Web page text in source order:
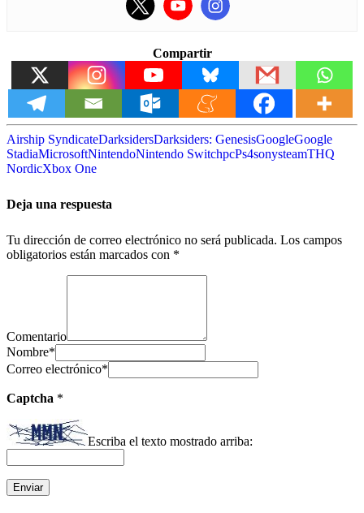
Compartir
Airship SyndicateDarksidersDarksiders: GenesisGoogleGoogle
StadiaMicrosoftNintendoNintendo SwitchpcPs4sonysteamTHQ
NordicXbox One
Deja una respuesta
Tu dirección de correo electrónico no será publicada. Los campos
obligatorios están marcados con *
Comentario
Nombre*
Correo electrónico*
Captcha *
Escriba el texto mostrado arriba: